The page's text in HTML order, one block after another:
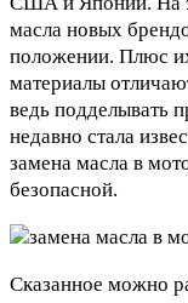
масла новых
положении. Плюс
материалы
ведь подделывать
недавно стала
замена масла в
безопасной.
Сказанное можно